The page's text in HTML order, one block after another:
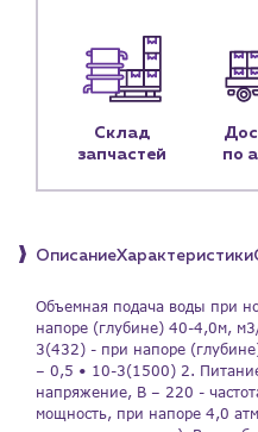
+7 (918) 070-19-79
Пн – пт: 9:00 –
Склад
запчастей
по
ОписаниеХарактеристики
Объемная подача воды при
напоре (глубине) 40-4,0м,
3(432) - при напоре
– 0,5 • 10-3(1500) 2.
напряжение, В – 220 -
мощность, при напоре 4,0